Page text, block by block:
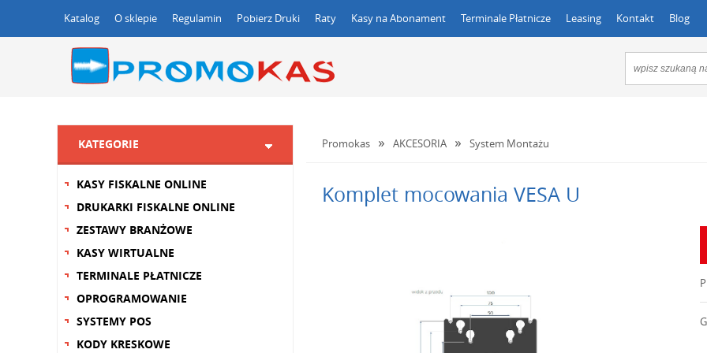
Katalog O sklepie Regulamin Pobierz Druki Raty Kasy na Abonament Terminale Płatnicze Leasing Kontakt Blog
KATEGORIE
KASY FISKALNE ONLINE
DRUKARKI FISKALNE ONLINE
ZESTAWY BRANŻOWE
KASY WIRTUALNE
TERMINALE PŁATNICZE
OPROGRAMOWANIE
SYSTEMY POS
KODY KRESKOWE
Promokas AKCESORIA System Montażu
Komplet mocowania VESA U